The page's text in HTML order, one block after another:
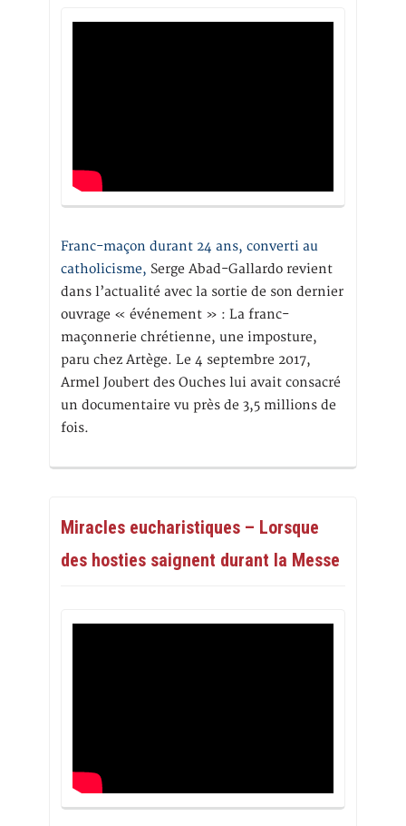
Franc-maçon durant 24 ans, converti au
catholicisme, Serge Abad-Gallardo revient
dans l’actualité avec la sortie de son dernier
ouvrage « événement » : La franc-
maçonnerie chrétienne, une imposture,
paru chez Artège. Le 4 septembre 2017,
Armel Joubert des Ouches lui avait consacré
un documentaire vu près de 3,5 millions de
fois.
Miracles eucharistiques – Lorsque
des hosties saignent durant la Messe